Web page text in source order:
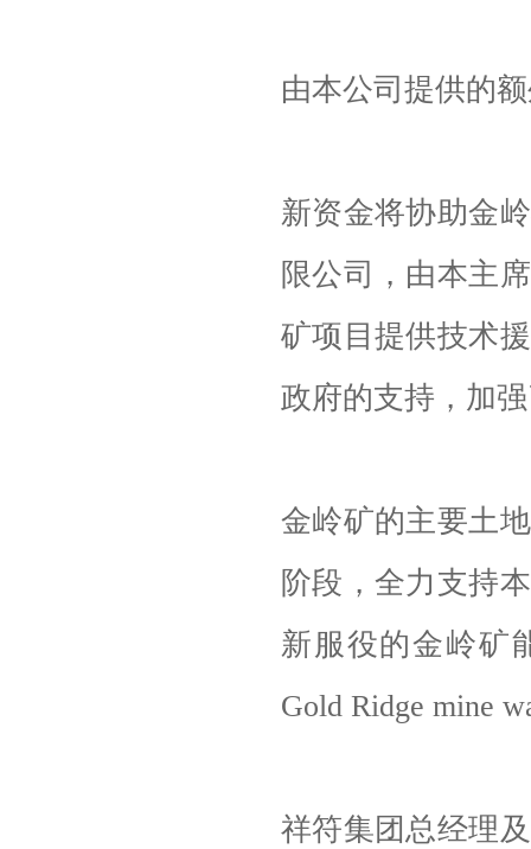
由本公司提供的
新资金将协助金
限公司，由本主
矿项目提供技术
政府的支持，加
金岭矿的主要土
阶段，全力支持
新服役的金岭矿
Gold Ridge mine
祥符集团总经理